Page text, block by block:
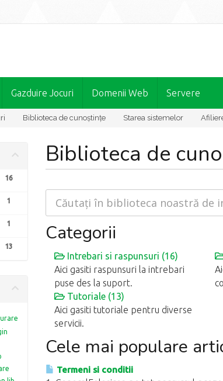
Gazduire Jocuri Domenii Web Servere
Biblioteca de cunoștințe Starea sistemelor
Biblioteca de
16
1
1
13
Categorii
Intrebari si raspunsuri (16)
Aici gasiti raspunsuri la intrebari
puse des la suport.
Tutoriale (13)
Aici gasiti tutoriale pentru diverse
servicii.
Cele mai populare
Termeni si conditii